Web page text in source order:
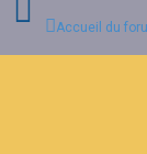
Accueil du